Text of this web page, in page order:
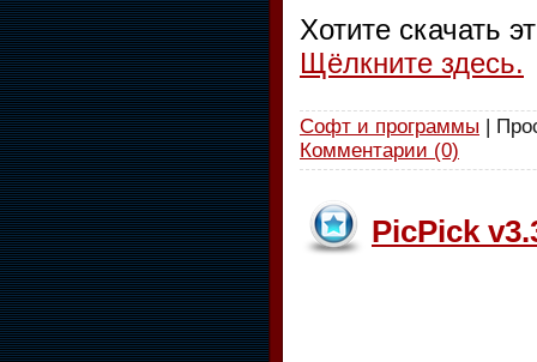
Хотите скачать
Щёлкните здесь.
Софт и программы |
Комментарии (0)
PicPick